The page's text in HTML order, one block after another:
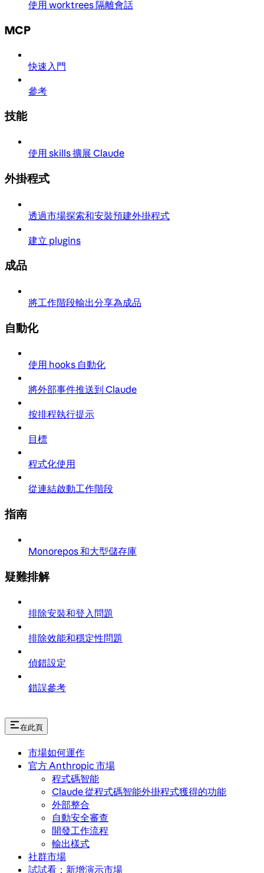
使用 worktrees 隔離會話
MCP
快速入門
參考
技能
使用 skills 擴展 Claude
外掛程式
透過市場探索和安裝預建外掛程式
建立 plugins
成品
將工作階段輸出分享為成品
自動化
使用 hooks 自動化
將外部事件推送到 Claude
按排程執行提示
目標
程式化使用
從連結啟動工作階段
指南
Monorepos 和大型儲存庫
疑難排解
排除安裝和登入問題
排除效能和穩定性問題
偵錯設定
錯誤參考
在此頁
市場如何運作
官方 Anthropic 市場
程式碼智能
Claude 從程式碼智能外掛程式獲得的功能
外部整合
自動安全審查
開發工作流程
輸出樣式
社群市場
試試看：新增演示市場